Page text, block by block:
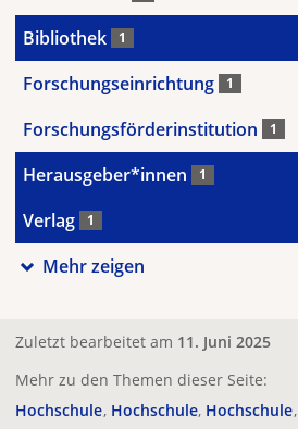
Bibliothek 1
Forschungseinrichtung 1
Forschungsförderinstitution 1
Herausgeber*innen 1
Verlag 1
Mehr zeigen
Zuletzt bearbeitet am 11. Juni 2025
Mehr zu den Themen dieser Seite:
Hochschule Hochschule Hochschule